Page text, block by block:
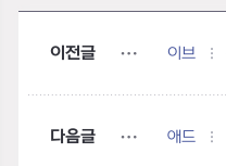
이전글 이브
다음글 애드